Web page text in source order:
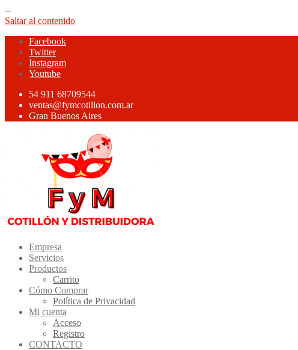
--
Saltar al contenido
Facebook
Twitter
Instagram
Youtube
54 911 68709544
ventas@fymcotillon.com.ar
Gran Buenos Aires
Empresa
Servicios
Productos
Carrito
Cómo Comprar
Política de Privacidad
Mi cuenta
Acceso
Registro
CONTACTO